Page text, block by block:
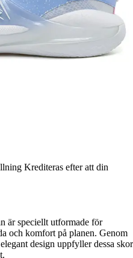
Krediteras efter att din
är speciellt utformade för
och komfort på planen. Genom
design uppfyller dessa skor